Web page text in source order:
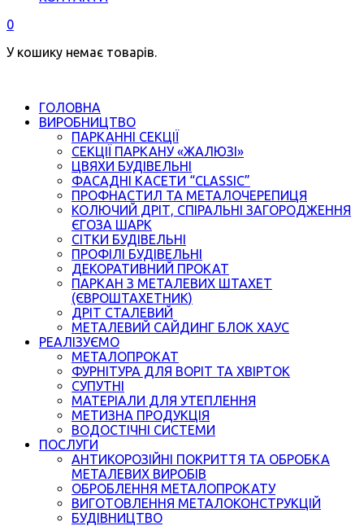
0
У кошику немає товарів.
ГОЛОВНА
ВИРОБНИЦТВО
ПАРКАННІ СЕКЦІЇ
СЕКЦІЇ ПАРКАНУ «ЖАЛЮЗІ»
ЦВЯХИ БУДІВЕЛЬНІ
ФАСАДНІ КАСЕТИ “CLASSIC”
ПРОФНАСТИЛ ТА МЕТАЛОЧЕРЕПИЦЯ
КОЛЮЧИЙ ДРІТ, СПІРАЛЬНІ ЗАГОРОДЖЕННЯ
ЄГОЗА ШАРК
СІТКИ БУДІВЕЛЬНІ
ПРОФІЛІ БУДІВЕЛЬНІ
ДЕКОРАТИВНИЙ ПРОКАТ
ПАРКАН З МЕТАЛЕВИХ ШТАХЕТ
(ЄВРОШТАХЕТНИК)
ДРІТ СТАЛЕВИЙ
МЕТАЛЕВИЙ САЙДИНГ БЛОК ХАУС
РЕАЛІЗУЄМО
МЕТАЛОПРОКАТ
ФУРНІТУРА ДЛЯ ВОРІТ ТА ХВІРТОК
СУПУТНІ
МАТЕРІАЛИ ДЛЯ УТЕПЛЕННЯ
МЕТИЗНА ПРОДУКЦІЯ
ВОДОСТІЧНІ СИСТЕМИ
ПОСЛУГИ
АНТИКОРОЗІЙНІ ПОКРИТТЯ ТА ОБРОБКА
МЕТАЛЕВИХ ВИРОБІВ
ОБРОБЛЕННЯ МЕТАЛОПРОКАТУ
ВИГОТОВЛЕННЯ МЕТАЛОКОНСТРУКЦІЙ
БУДІВНИЦТВО